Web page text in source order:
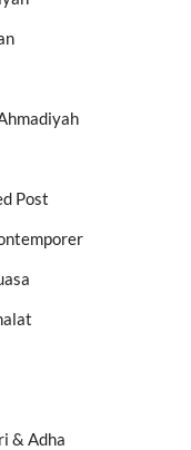
Post
& Adha